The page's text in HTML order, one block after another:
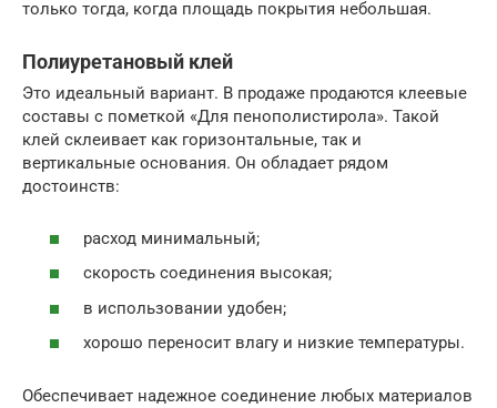
только тогда, когда площадь покрытия небольшая.
Полиуретановый клей
Это идеальный вариант. В продаже продаются клеевые
составы с пометкой «Для пенополистирола». Такой
клей склеивает как горизонтальные, так и
вертикальные основания. Он обладает рядом
достоинств:
расход минимальный;
скорость соединения высокая;
в использовании удобен;
хорошо переносит влагу и низкие температуры.
Обеспечивает надежное соединение любых материалов